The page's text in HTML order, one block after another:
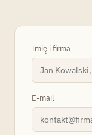
Imię i firma
E-mail